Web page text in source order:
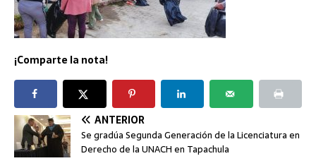
¡Comparte la nota!
ANTERIOR
Se gradúa Segunda Generación de la Licenciatura en
Derecho de la UNACH en Tapachula